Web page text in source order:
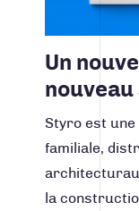
Un
Styro est
familiale,
la